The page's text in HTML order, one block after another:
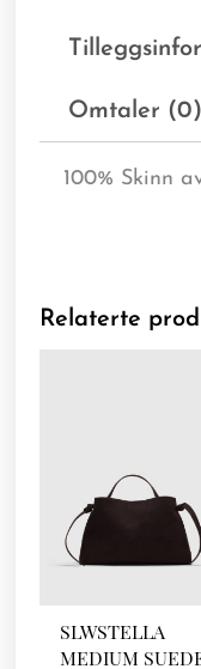
Omtaler (0)
100% Skinn
Relaterte
SLWSTELLA
MEDIUM